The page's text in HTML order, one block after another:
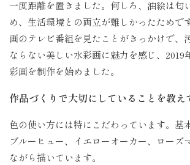
一度距離を置きました。何しろ、油絵は匂
め、生活環境との両立が難しかったためで
画のテレビ番組を見たことがきっかけで、
ならない美しい水彩画に魅力を感じ、2019
彩画を制作を始めました。
作品づくりで大切にしていることを教え
色の使い方には特にこだわっています。基
ブルーヒュー、イエローオーカー、ローズ
ながら描いています。